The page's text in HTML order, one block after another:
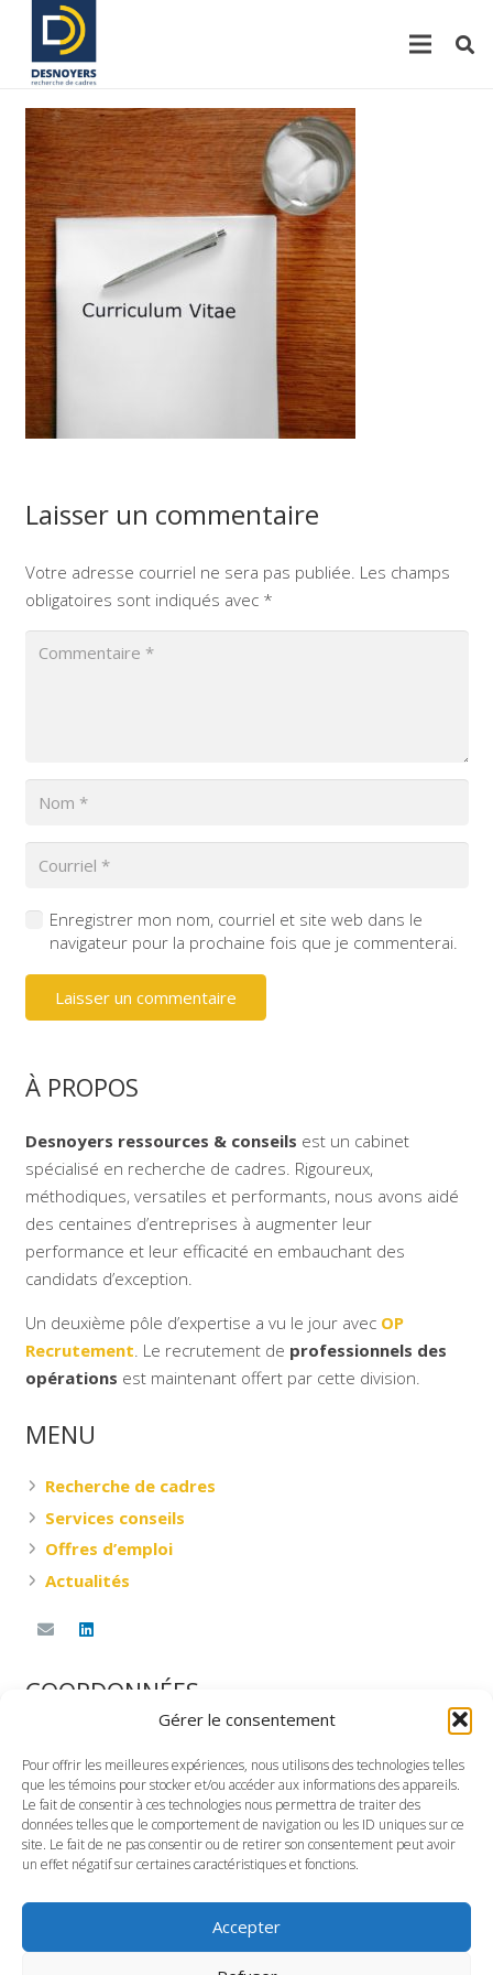
Gérer le consentement
Pour offrir les meilleures expériences, nous utilisons des technologies telles
que les témoins pour stocker et/ou accéder aux informations des appareils.
Le fait de consentir à ces technologies nous permettra de traiter des
données telles que le comportement de navigation ou les ID uniques sur ce
site. Le fait de ne pas consentir ou de retirer son consentement peut avoir
un effet négatif sur certaines caractéristiques et fonctions.
Accepter
Laisser un commentaire
Votre adresse courriel ne sera pas publiée. Les champs
obligatoires sont indiqués avec *
Enregistrer mon nom, courriel et site web dans le
navigateur pour la prochaine fois que je commenterai.
Laisser un commentaire
À PROPOS
Desnoyers ressources & conseils est un cabinet
spécialisé en recherche de cadres. Rigoureux,
méthodiques, versatiles et performants, nous avons aidé
des centaines d’entreprises à augmenter leur
performance et leur efficacité en embauchant des
candidats d’exception.
Un deuxième pôle d’expertise a vu le jour avec OP
Recrutement. Le recrutement de professionnels des
opérations est maintenant offert par cette division.
MENU
Recherche de cadres
Services conseils
Offres d’emploi
Actualités
COORDONNÉES
360, rue Saint-Jacques Ouest, G-101
Montréal, Québec
H2Y 1P5
TÉLÉPHONE
Bureau : (514) 935-1111
Sans frais : 1-866-935-4011